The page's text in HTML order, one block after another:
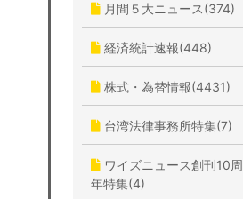
月間５大ニュース(374)
経済統計速報(448)
株式・為替情報(4431)
台湾法律事務所特集(7)
ワイズニュース創刊10周
年特集(4)